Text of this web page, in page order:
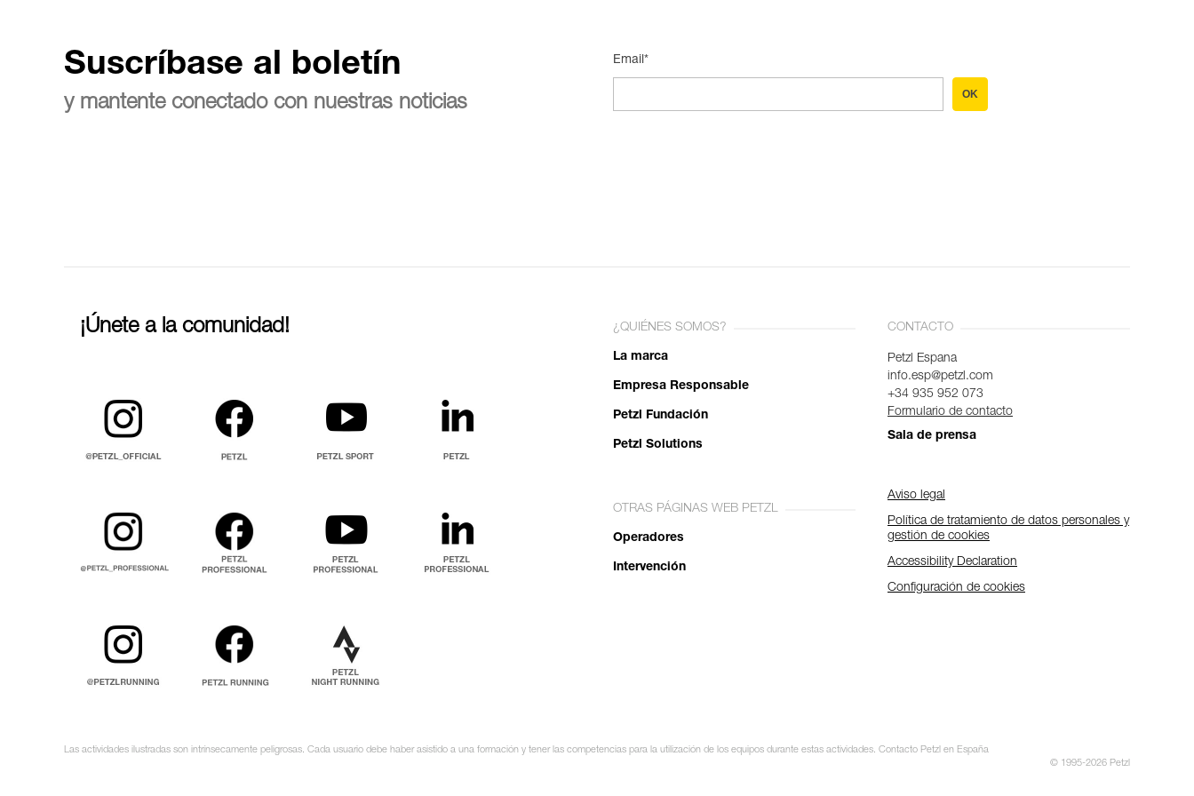
Suscríbase al boletín
y mantente conectado con nuestras noticias
Email*
OK
¡Únete a la comunidad! ¿QUIÉNES SOMOS?
La marca
Empresa Responsable
Petzl Fundación
Petzl Solutions
OTRAS PÁGINAS WEB PETZL
Operadores
Intervención
CONTACTO
Petzl Espana
info.esp@petzl.com
+34 935 952 073
Formulario de contacto
Sala de prensa
Aviso legal
Política de tratamiento de datos personales y
gestión de cookies
Accessibility Declaration
Configuración de cookies
Las actividades ilustradas son intrínsecamente peligrosas. Cada usuario debe haber asistido a una formación y tener las competencias para la utilización de los equipos durante estas actividades. Contacto Petzl en España
© 1995-2026 Petzl